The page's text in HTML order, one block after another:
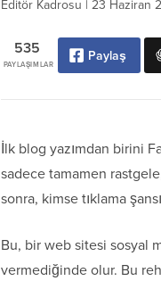
Editör Kadrosu | 23 Haziran
PAYLAŞIMLAR
535 Paylaş
İlk blog yazımdan birini
sadece tamamen
sonra, kimse tıklama
Bu, bir web sitesi sosyal
vermediğinde olur. Bu